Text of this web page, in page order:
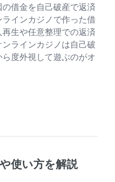
借金を自己破産で返済
インカジノで作った借
生や任意整理での返済
ラインカジノは自己破
度外視して遊ぶのがオ
使い方を解説